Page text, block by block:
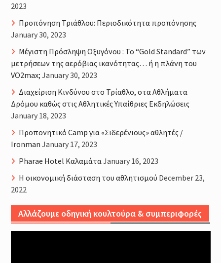
2023
Προπόνηση Τριάθλου: Περιοδικότητα προπόνησης
January 30, 2023
Μέγιστη Πρόσληψη Οξυγόνου : Το “Gold Standard” των
μετρήσεων της αερόβιας ικανότητας… ή η πλάνη του
VO2max; January 30, 2023
Διαχείριση Κινδύνου στο Τρίαθλο, στα Αθλήματα
Δρόμου καθώς στις Αθλητικές Υπαίθριες Εκδηλώσεις
January 18, 2023
Προπονητικό Camp για «Σιδερένιους» αθλητές /
Ironman January 17, 2023
Pharae Hotel ΚαλαμάταJanuary 16, 2023
Η οικονομική διάσταση του αθλητισμού December 23,
2022
Αλλάζουμε οδηγική κουλτούρα & συμπεριφορές